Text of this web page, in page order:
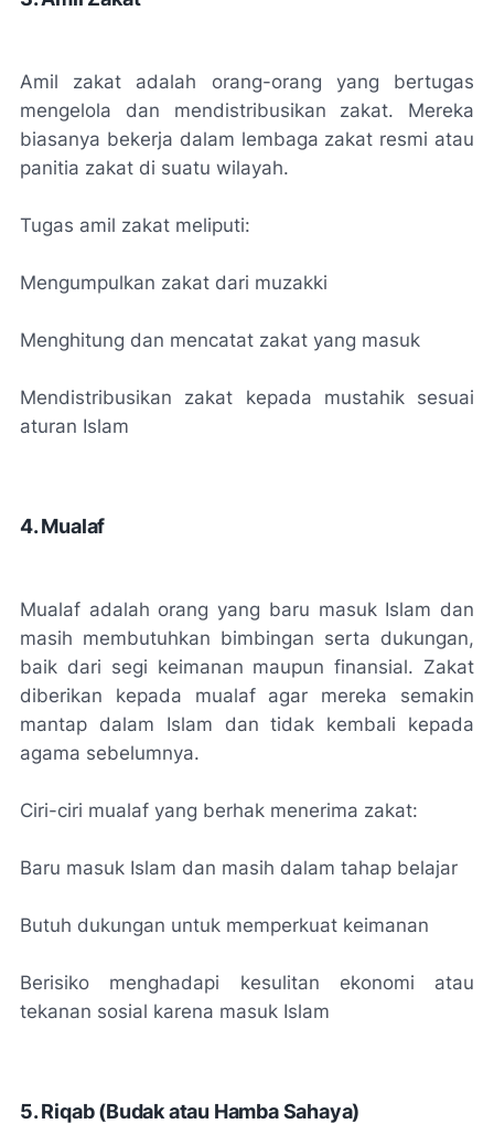
Amil zakat adalah orang-orang yang bertugas
mengelola dan mendistribusikan zakat. Mereka
biasanya bekerja dalam lembaga zakat resmi atau
panitia zakat di suatu wilayah.
Tugas amil zakat meliputi:
Mengumpulkan zakat dari muzakki
Menghitung dan mencatat zakat yang masuk
Mendistribusikan zakat kepada mustahik sesuai
aturan Islam
4. Mualaf
Mualaf adalah orang yang baru masuk Islam dan
masih membutuhkan bimbingan serta dukungan,
baik dari segi keimanan maupun finansial. Zakat
diberikan kepada mualaf agar mereka semakin
mantap dalam Islam dan tidak kembali kepada
agama sebelumnya.
Ciri-ciri mualaf yang berhak menerima zakat:
Baru masuk Islam dan masih dalam tahap belajar
Butuh dukungan untuk memperkuat keimanan
Berisiko menghadapi kesulitan ekonomi atau
tekanan sosial karena masuk Islam
5. Riqab (Budak atau Hamba Sahaya)